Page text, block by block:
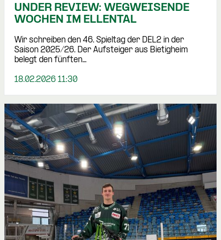
UNDER REVIEW: WEGWEISENDE
WOCHEN IM ELLENTAL
Wir schreiben den 46. Spieltag der DEL2 in der
Saison 2025/26. Der Aufsteiger aus Bietigheim
belegt den fünften…
18.02.2026 11:30